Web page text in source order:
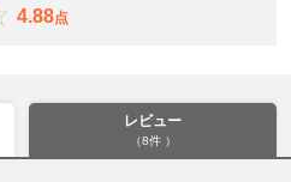
4.88点
レビュー
（8件 ）